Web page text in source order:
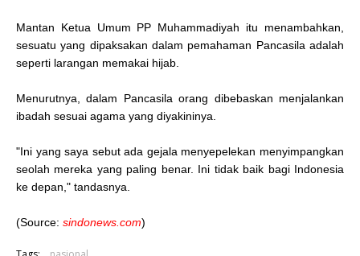
Mantan Ketua Umum PP Muhammadiyah itu menambahkan,
sesuatu yang dipaksakan dalam pemahaman Pancasila adalah
seperti larangan memakai hijab.
Menurutnya, dalam Pancasila orang dibebaskan menjalankan
ibadah sesuai agama yang diyakininya.
"Ini yang saya sebut ada gejala menyepelekan menyimpangkan
seolah mereka yang paling benar. Ini tidak baik bagi Indonesia
ke depan," tandasnya.
(Source: sindonews.com)